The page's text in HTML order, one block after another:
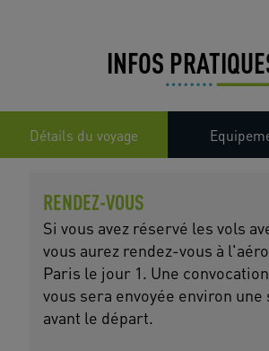
INFOS
Détails du voyage
RENDEZ-VOUS
Si vous avez réservé les vols
vous aurez rendez-vous à
Paris le jour 1. Une
vous sera envoyée environ une
avant le départ.